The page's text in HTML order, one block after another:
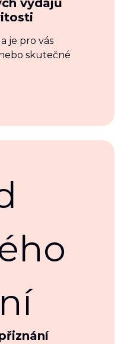
výdajů
je pro vás
skutečné